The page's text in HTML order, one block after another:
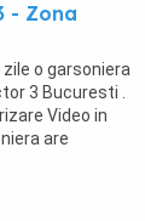
- Zona
o garsoniera
3 Bucuresti .
Video in
are